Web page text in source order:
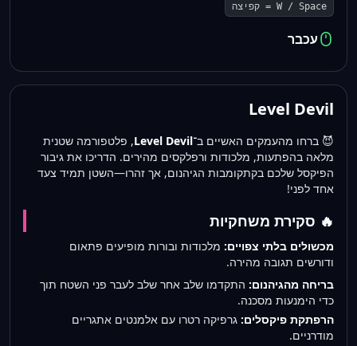
W / Space = קפיצה
עכבר
Level Devil
😈 ברחו מהעמקים האשיים ב־Level Devil, פלטפורמה שטנית
מלאה בהפתעות, מלכודות ורפלקסים מהירים. הדריכו את גיבור
הפיקסל שלכם בקתקומבות הגיהנום, אך זהרו—השטן תמיד צעד
אחד לפני!
🔥 סקירת משחקיות
מכשולים בלתי צפויים: מלכודות ובורות מופיעים פתאום
ודורשים תגובה מהירה.
בריחה מהגיהנום: התקדמו שלב אחר שלב לעבר פני השטח תוך
כדי הימנעות מסכנה.
הרפתקת פיקסלים: גרפיקה רטרו עם אלמנטים אתגריים
מודרניים.